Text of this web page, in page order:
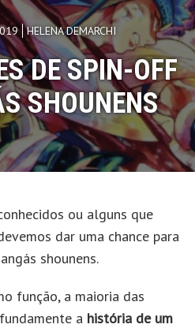
HELENA DEMARCHI
DE SPIN-OFF
SHOUNENS
ou alguns que
dar uma chance para
shounens.
função, a maioria das
a história de um